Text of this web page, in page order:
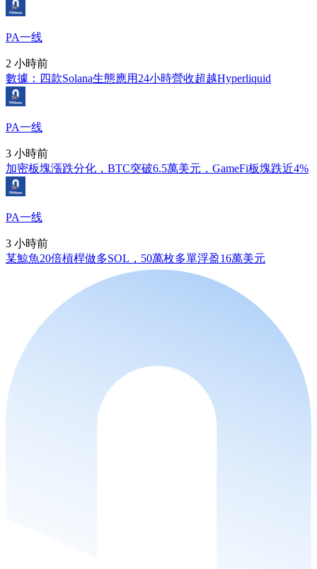
PA一线
2 小時前
數據：四款Solana生態應用24小時營收超越Hyperliquid
PA一线
3 小時前
加密板塊漲跌分化，BTC突破6.5萬美元，GameFi板塊跌近4%
PA一线
3 小時前
某鯨魚20倍槓桿做多SOL，50萬枚多單浮盈16萬美元